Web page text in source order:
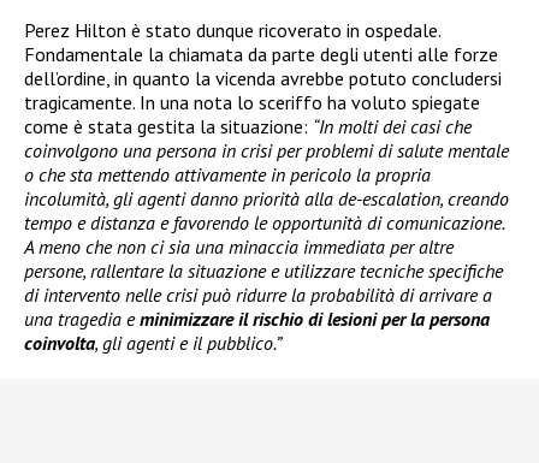
Perez Hilton è stato dunque ricoverato in ospedale.
Fondamentale la chiamata da parte degli utenti alle forze
dell’ordine, in quanto la vicenda avrebbe potuto concludersi
tragicamente. In una nota lo sceriffo ha voluto spiegate
come è stata gestita la situazione: “In molti dei casi che
coinvolgono una persona in crisi per problemi di salute mentale
o che sta mettendo attivamente in pericolo la propria
incolumità, gli agenti danno priorità alla de-escalation, creando
tempo e distanza e favorendo le opportunità di comunicazione.
A meno che non ci sia una minaccia immediata per altre
persone, rallentare la situazione e utilizzare tecniche specifiche
di intervento nelle crisi può ridurre la probabilità di arrivare a
una tragedia eminimizzare il rischio di lesioni per la persona
coinvolta, gli agenti e il pubblico.”